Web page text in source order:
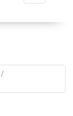
/